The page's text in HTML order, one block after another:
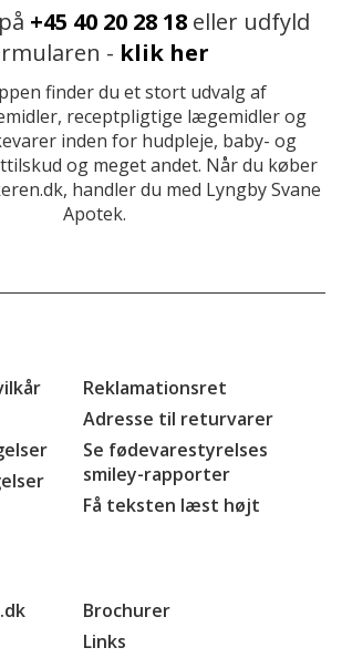
+45 40 20 28 18eller udfyld
- klik her
finder du et stort udvalg af
receptpligtige lægemidler og
inden for hudpleje, baby- og
og meget andet. Når du køber
handler du med Lyngby Svane
Apotek.
Reklamationsret
Adresse til returvarer
Se fødevarestyrelses
smiley-rapporter
Få teksten læst højt
Brochurer
Links